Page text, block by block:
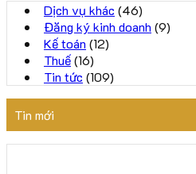
Dịch vụ khác (46)
Đăng ký kinh doanh (9)
Kế toán (12)
Thuế(16)
Tin tức (109)
Tin mới